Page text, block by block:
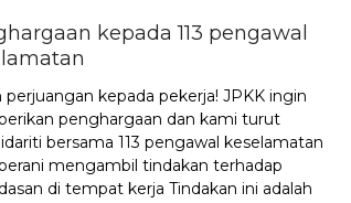
kepada 113 pengawal
perjuangan kepada pekerja! JPKK ingin
penghargaan dan kami turut
bersama 113 pengawal keselamatan
mengambil tindakan terhadap
di tempat kerja Tindakan ini adalah